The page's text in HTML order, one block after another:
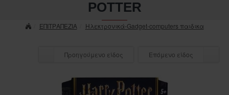
ΕΠΙΤΡΑΠΕΖΙΑ Ηλεκτρονικά-Gadget-computers παιδικα
POTTER
Προηγούμενο είδος Επόμενο είδος